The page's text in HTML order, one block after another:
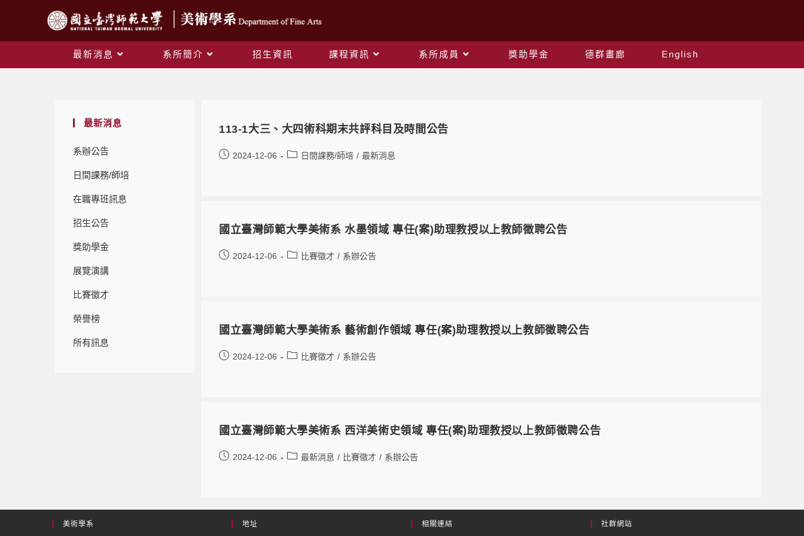
最新消息 系所簡介 招生資訊 課程資訊 系所成員 獎助學金 德群畫廊 English
最新消息
系辦公告
日間課務/師培
在職專班訊息
招生公告
獎助學金
展覽演講
比賽徵才
榮譽榜
所有訊息
113-1大三、大四術科期末共評科目及時間公告
2024-12-06 日間課務/師培 / 最新消息
國立臺灣師範大學美術系 水墨領域 專任(案)助理教授以上教師徵聘公告
2024-12-06 比賽徵才 / 系辦公告
國立臺灣師範大學美術系 藝術創作領域 專任(案)助理教授以上教師徵聘公告
2024-12-06 比賽徵才 / 系辦公告
國立臺灣師範大學美術系 西洋美術史領域 專任(案)助理教授以上教師徵聘公告
2024-12-06 最新消息 / 比賽徵才 / 系辦公告
美術學系 地址 相關連結 社群網站